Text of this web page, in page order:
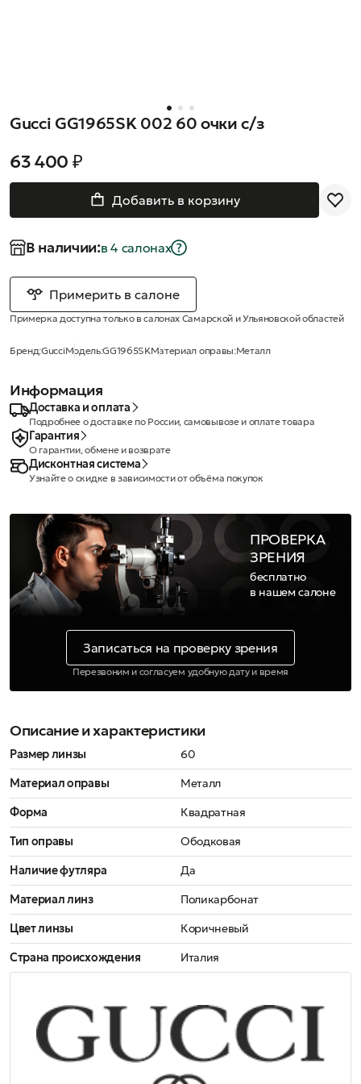
Gucci GG1965SK 002 60 очки с/з
63 400 ₽
Добавить в корзину
В наличии:в 4 салонах
Примерить в салоне
Примерка доступна только в салонах Самарской и Ульяновской областей
Бренд:GucciМодель:GG1965SKМатериал оправы:Металл
Информация
Доставка и оплата
Подробнее о доставке по России, самовывозе и оплате товара
Гарантия
О гарантии, обмене и возврате
Дисконтная система
Узнайте о скидке в зависимости от объёма покупок
ПРОВЕРКА
ЗРЕНИЯ
бесплатно
в нашем салоне
Записаться на проверку зрения
Перезвоним и согласуем удобную дату и время
Описание и характеристики
Размер линзы
60
Материал оправы
Металл
Форма
Квадратная
Тип оправы
Ободковая
Наличие футляра
Да
Материал линз
Поликарбонат
Цвет линзы
Коричневый
Страна происхождения
Италия